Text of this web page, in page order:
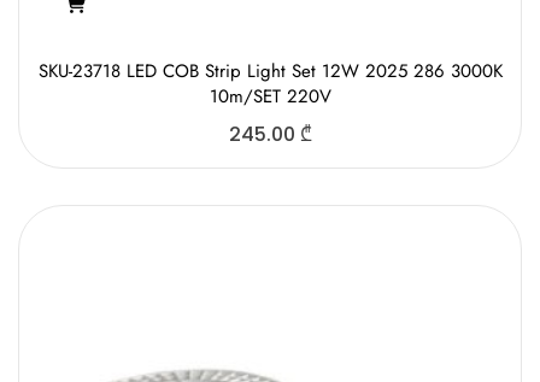
SKU-23718 LED COB Strip Light Set 12W 2025 286 3000K
10m/SET 220V
245.00 ₾